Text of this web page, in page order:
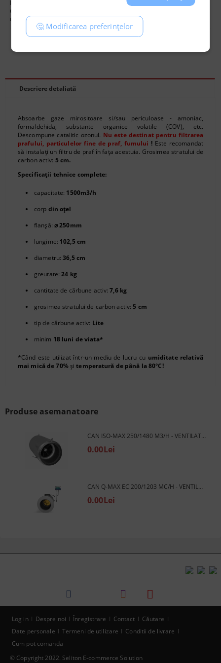
Producător:
Cod:
Greutate:
Descriere detaliată
Absoarbe gaze mirositoare si/sau periculoase - amoniac,
formaldehida, substante organice volatile (COV), etc.
Descompune catalitic ozonul. Nu este destinat pentru filtrarea
prafului, particulelor fine de praf, fumului ! Este recomandat
să instalați un filtru de praf în fața acestuia. Grosimea stratului de
carbon activ: 5 cm.
Specificații tehnice complete:
capacitate: 1500m3/h
corp din oțel
flanșă: ⌀ 250mm
lungime: 102,5 cm
diametru:36,5 cm
greutate:24 kg
cantitate de cărbune activ:7,6 kg
grosimea stratului de carbon activ:5 cm
tip de cărbune activ: Lite
minim 18 luni de viata*
*Când este utilizat într-un mediu de lucru cu umiditate relativă
mai mică de 70%șitemperatură de până la 80°C!
Produse asemanatoare
CAN ISO-MAX 250/1480 M3/H - VENTILATOR TURBINĂ IZOLAT FONIC (CONDUCT)
0.00Lei
CAN Q-MAX EC 200/1203 MC/H - VENTILATOR TURBINA DE CONDUCTA
0.00Lei
© Copyright 2022. Seliton E-commerce Solution
Log in Despre noi Înregistrare Contact
Căutare
Date personale
Termeni de utilizare
Conditii de livrare
Cum pot comanda
🤔 Modificarea preferințelor